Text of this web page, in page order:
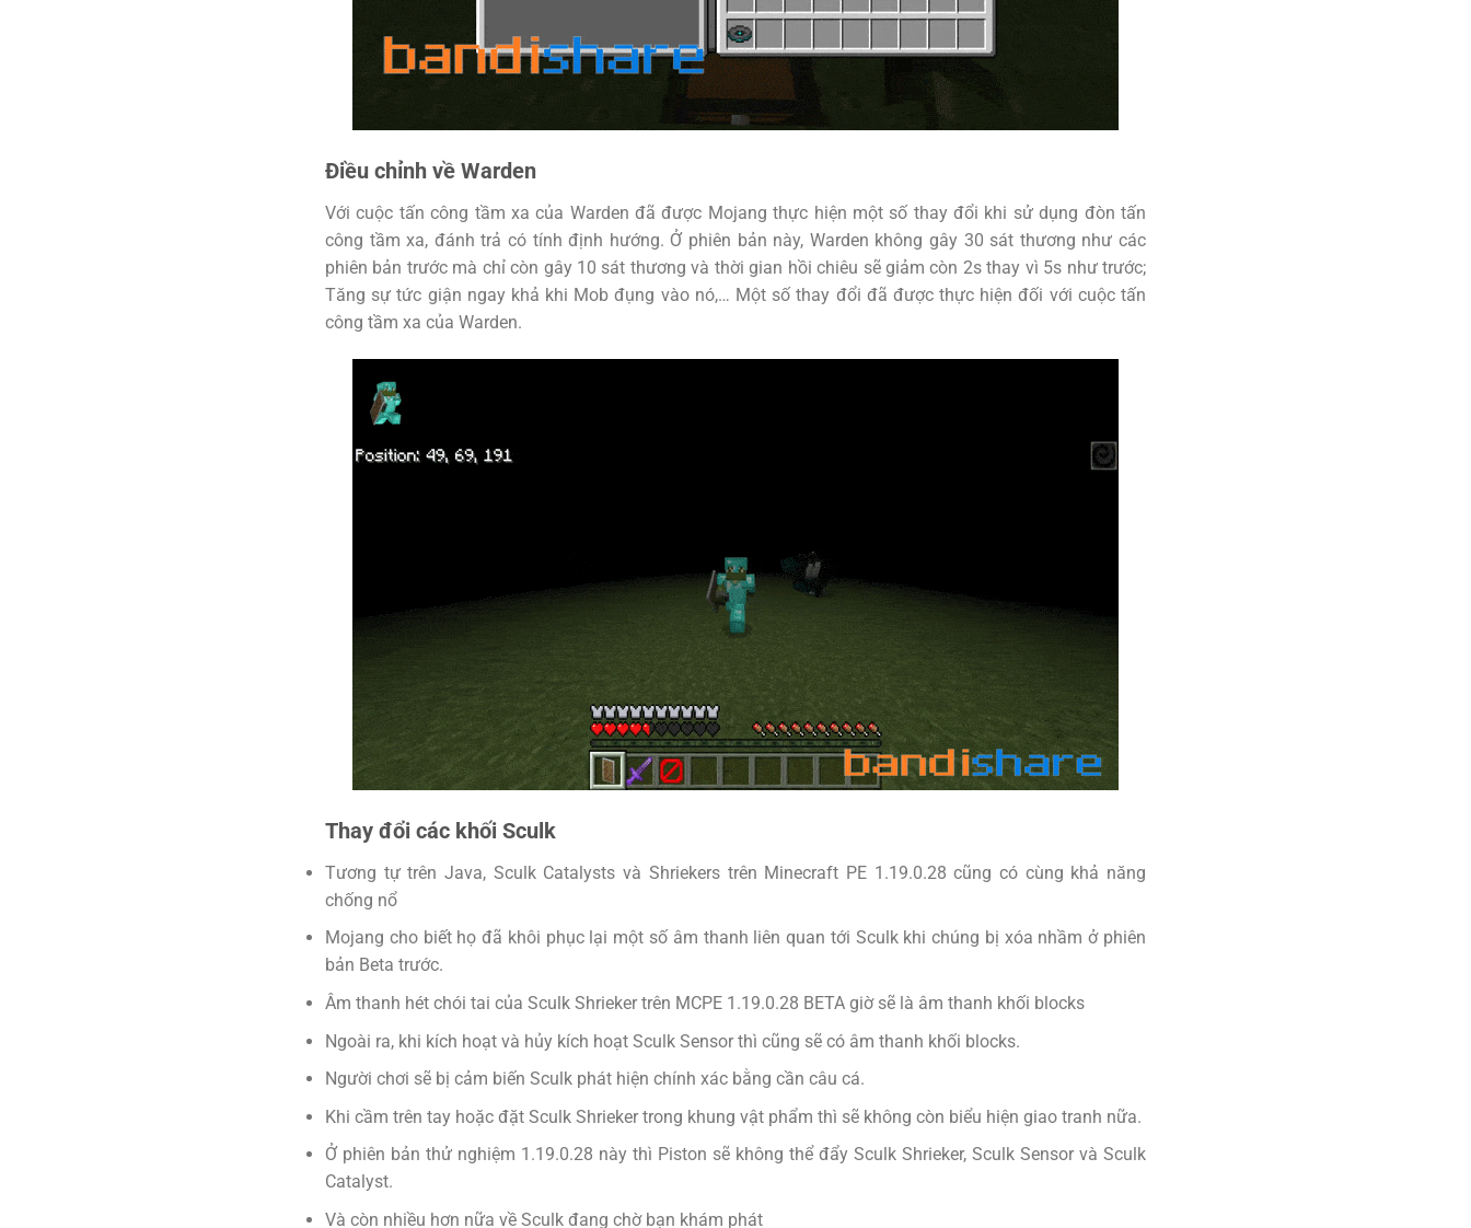
Điều chỉnh về Warden
Với cuộc tấn công tầm xa của Warden đã được Mojang thực hiện một số thay đổi khi sử dụng đòn tấn
công tầm xa, đánh trả có tính định hướng. Ở phiên bản này, Warden không gây 30 sát thương như các
phiên bản trước mà chỉ còn gây 10 sát thương và thời gian hồi chiêu sẽ giảm còn 2s thay vì 5s như trước;
Tăng sự tức giận ngay khả khi Mob đụng vào nó,… Một số thay đổi đã được thực hiện đối với cuộc tấn
công tầm xa của Warden.
Thay đổi các khối Sculk
Tương tự trên Java, Sculk Catalysts và Shriekers trên Minecraft PE 1.19.0.28 cũng có cùng khả năng
chống nổ
Mojang cho biết họ đã khôi phục lại một số âm thanh liên quan tới Sculk khi chúng bị xóa nhầm ở phiên
bản Beta trước.
Âm thanh hét chói tai của Sculk Shrieker trên MCPE 1.19.0.28 BETA giờ sẽ là âm thanh khối blocks
Ngoài ra, khi kích hoạt và hủy kích hoạt Sculk Sensor thì cũng sẽ có âm thanh khối blocks.
Người chơi sẽ bị cảm biến Sculk phát hiện chính xác bằng cần câu cá.
Khi cầm trên tay hoặc đặt Sculk Shrieker trong khung vật phẩm thì sẽ không còn biểu hiện giao tranh nữa.
Ở phiên bản thử nghiệm 1.19.0.28 này thì Piston sẽ không thể đẩy Sculk Shrieker, Sculk Sensor và Sculk
Catalyst.
Và còn nhiều hơn nữa về Sculk đang chờ bạn khám phát